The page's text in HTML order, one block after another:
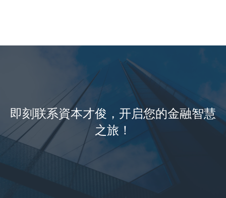
即刻联系資本才俊，开启您的金融智慧
之旅！